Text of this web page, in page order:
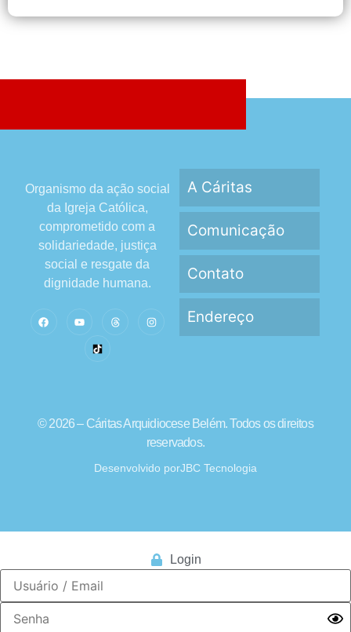
Organismo da ação social
da Igreja Católica,
comprometido com a
solidariedade, justiça
social e resgate da
dignidade humana.
A Cáritas
Comunicação
Contato
Endereço
© 2026 – Cáritas Arquidiocese Belém. Todos os direitos
reservados.
Desenvolvido porJBC Tecnologia
Login